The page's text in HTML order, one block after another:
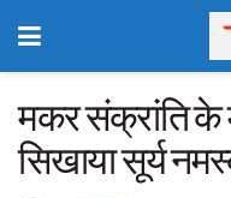
मकर संक्रांति के
सिखाया सूर्य